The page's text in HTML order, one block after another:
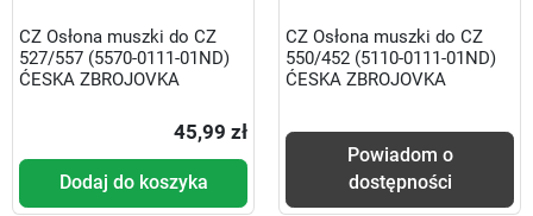
CZ Osłona muszki do CZ
527/557 (5570-0111-01ND)
ĆESKA ZBROJOVKA
45,99 zł
Dodaj do koszyka
CZ Osłona muszki do CZ
550/452 (5110-0111-01ND)
ĆESKA ZBROJOVKA
Powiadom o
dostępności